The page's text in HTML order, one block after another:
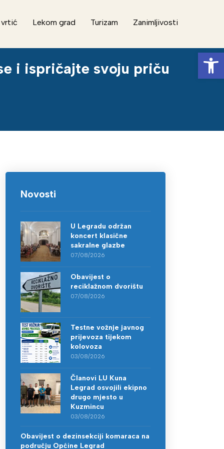
vrtić Lekom grad Turizam
Zanimljivosti
i ispričajte svoju priču
Novosti
U Legradu održan
koncert klasične
sakralne glazbe
07/08/2026
Obavijest o
reciklažnom dvorištu
07/08/2026
Testne vožnje javnog
prijevoza tijekom
kolovoza
03/08/2026
Članovi LU Kuna
Legrad osvojili ekipno
drugo mjesto u
Kuzmincu
03/08/2026
Obavijest o dezinsekciji komaraca na
području Općine Legrad